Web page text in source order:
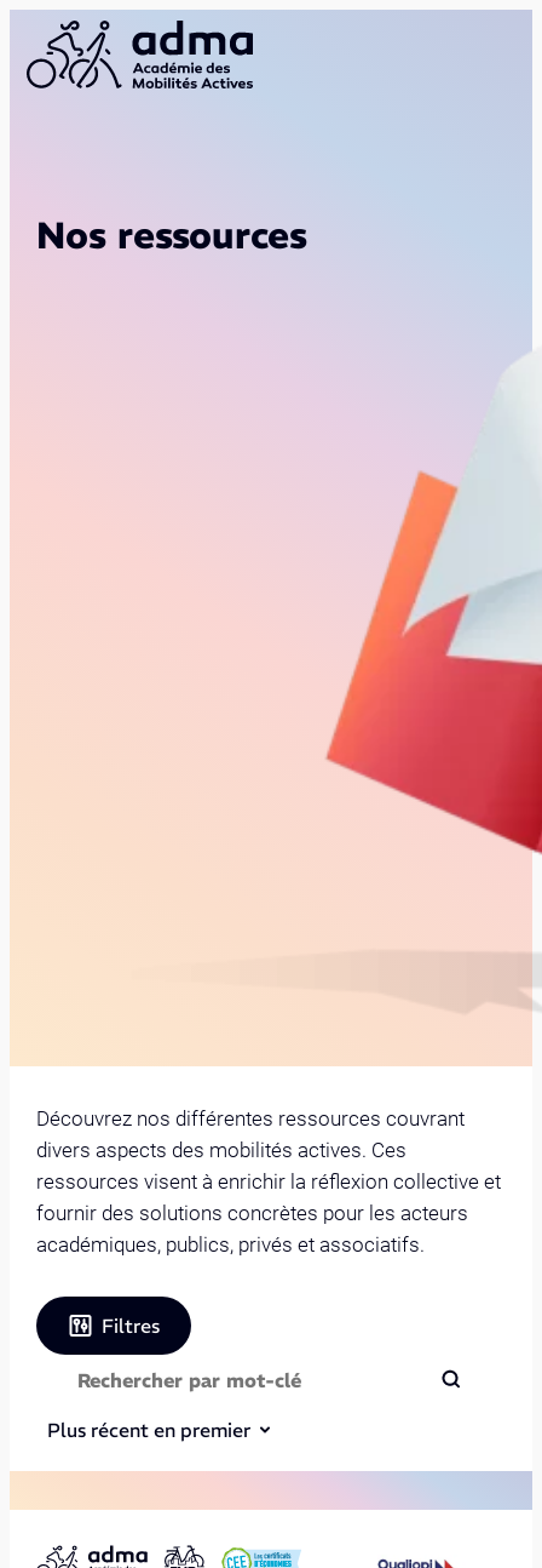
Nos ressources
Découvrez nos différentes ressources couvrant
divers aspects des mobilités actives. Ces
ressources visent à enrichir la réflexion collective et
fournir des solutions concrètes pour les acteurs
académiques, publics, privés et associatifs.
Filtres
Plus récent en premier